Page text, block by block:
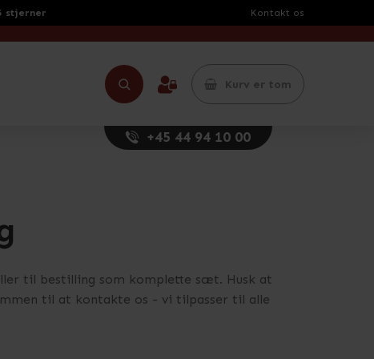
stjerner Kontakt os
Kurv er tom
+45 44 94 10 00
til bestilling som komplette sæt. Husk at
til at kontakte os - vi tilpasser til alle